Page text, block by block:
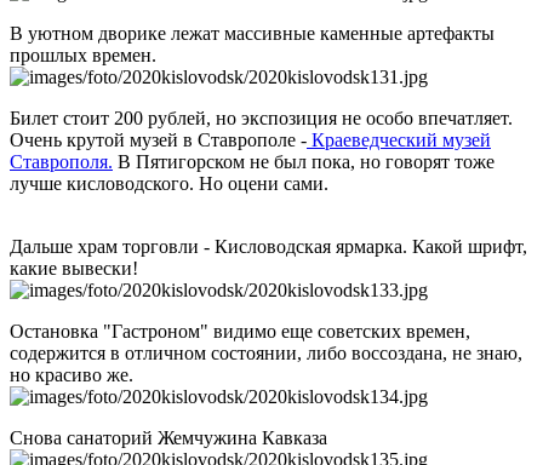
В уютном дворике лежат массивные каменные артефакты
прошлых времен.
Билет стоит 200 рублей, но экспозиция не особо впечатляет.
Очень крутой музей в Ставрополе - Краеведческий музей
Ставрополя. В Пятигорском не был пока, но говорят тоже
лучше кисловодского. Но оцени сами.
Дальше храм торговли - Кисловодская ярмарка. Какой шрифт,
какие вывески!
Остановка "Гастроном" видимо еще советских времен,
содержится в отличном состоянии, либо воссоздана, не знаю,
но красиво же.
Снова санаторий Жемчужина Кавказа